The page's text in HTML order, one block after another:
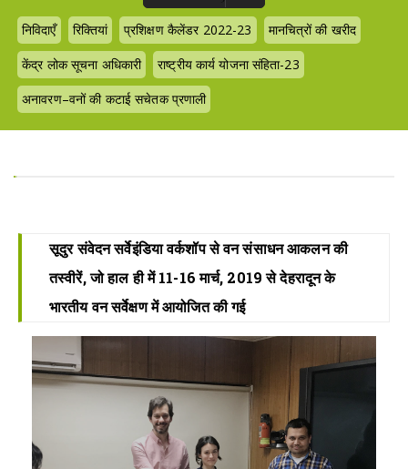
निविदाएँ रिक्तियां प्रशिक्षण कैलेंडर 2022-23
मानचित्रों की खरीद
केंद्र लोक सूचना अधिकारी
राष्ट्रीय कार्य योजना संहिता-23
अनावरण–वनों की कटाई सचेतक प्रणाली
सूदुर संवेदन सर्वेइंडिया वर्कशॉप से ​​वन संसाधन आकलन की
तस्वीरें, जो हाल ही में 11-16 मार्च, 2019 से देहरादून के
भारतीय वन सर्वेक्षण में आयोजित की गई